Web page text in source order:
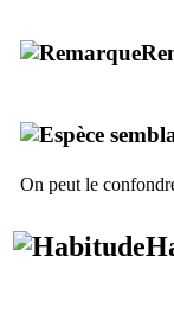
On peut le